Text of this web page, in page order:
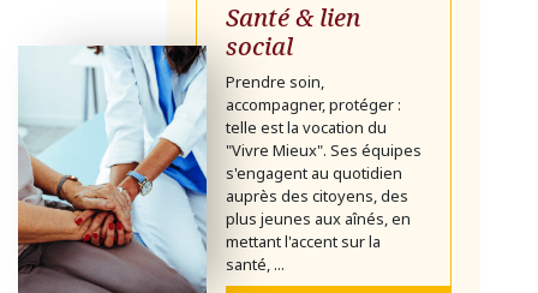
Santé & lien
social
Prendre soin,
accompagner, protéger :
telle est la vocation du
"Vivre Mieux". Ses équipes
s'engagent au quotidien
auprès des citoyens, des
plus jeunes aux aînés, en
mettant l'accent sur la
santé, ...